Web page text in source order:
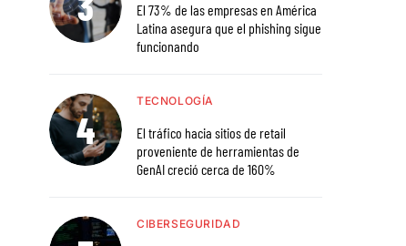
El 73% de las empresas en América
Latina asegura que el phishing sigue
funcionando
TECNOLOGÍA
El tráfico hacia sitios de retail
proveniente de herramientas de
GenAI creció cerca de 160%
CIBERSEGURIDAD